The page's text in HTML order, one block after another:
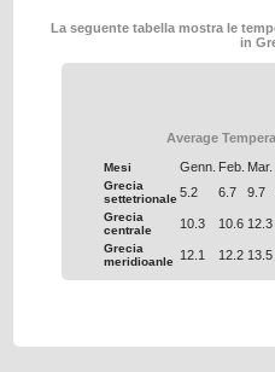
La seguente tabella mostra le
in
Average
Mesi Genn. Feb. Mar.
Grecia
settetrionale 5.2 6.7 9.7
Grecia
centrale
10.3 10.6 12.3
Grecia
meridioanle 12.1 12.2 13.5